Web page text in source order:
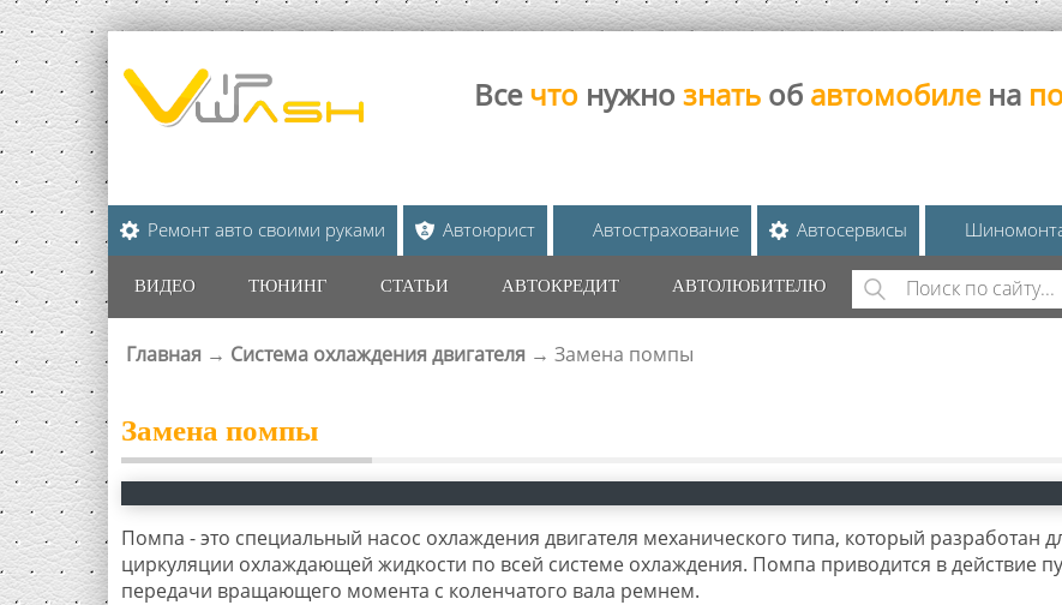
Все что нужно знать об автомобиле на
Ремонт авто своими руками Автоюрист Автострахование Автосервисы
ВИДЕО ТЮНИНГ СТАТЬИ АВТОКРЕДИТ АВТОЛЮБИТЕЛЮ
ФОРМА
Поиск
ВЫ ЗДЕСЬ
Главная → Система охлаждения двигателя → Замена помпы
Замена помпы
Помпа - это специальный насос охлаждения двигателя механического типа, который разработан
циркуляции охлаждающей жидкости по всей системе охлаждения. Помпа приводится в действие
передачи вращающего момента с коленчатого вала ремнем.